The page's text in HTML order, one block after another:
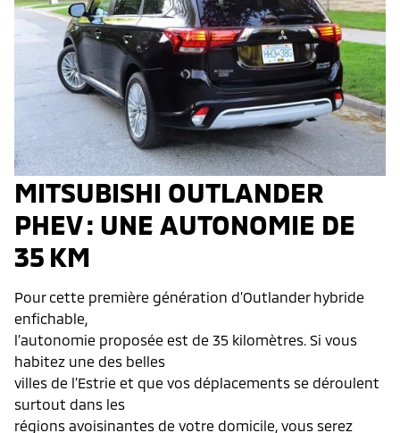
MITSUBISHI OUTLANDER
PHEV : UNE AUTONOMIE DE
35 KM
Pour cette première génération d’Outlander hybride
enfichable,
l’autonomie proposée est de 35 kilomètres. Si vous
habitez une des belles
villes de l’Estrie et que vos déplacements se déroulent
surtout dans les
régions avoisinantes de votre domicile, vous serez